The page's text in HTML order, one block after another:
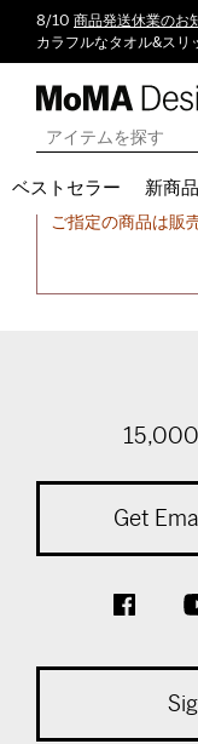
8/10 商品発送休業のお
カラフルなタオル&スリ
ベストセラー 新商品
ご指定の商品は販
15,000
Get